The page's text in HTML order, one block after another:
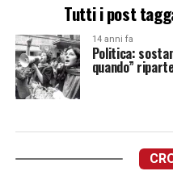
Tutti i post
14 anni fa
Politica:
quando”